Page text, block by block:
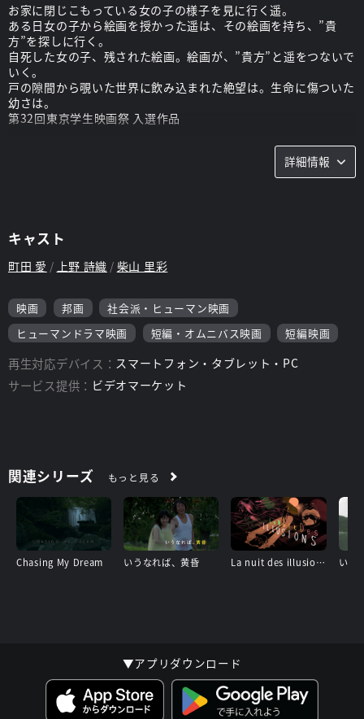
お家に閉じこもっている女の子の様子を見に行く遥。
ある日女の子から絵画を授かった遥は、その絵画を持ち、”貴
方”を探しに行く。
自死した女の子、残された絵画。絵画が、”貴方”と遥をつないで
いく。
戸の隙間から覗いた世界に飲み込まれた絶望は。生命に傷ついた
幼さは。
第32回東京学生映画祭 入選作品
詳細情報
キャスト
町田 愛 上野 詩織 柴山 里彩
映画 邦画
社会派・ヒューマン映画
ヒューマンドラマ映画
短編・オムニバス映画 短編映画
再生対応デバイス： スマートフォン・タブレット・PC
サービス提供： ビデオマーケット
関連シリーズ もっと見る
Chasing My Dream いうなれば、黄昏 La nuit des illusions〜迷走の夜〜 いず
▼アプリダウンロード